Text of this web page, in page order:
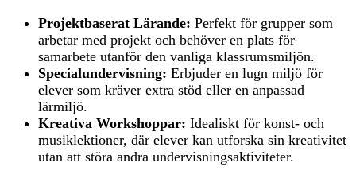
Projektbaserat Lärande: Perfekt för grupper som
arbetar med projekt och behöver en plats för
samarbete utanför den vanliga klassrumsmiljön.
Specialundervisning: Erbjuder en lugn miljö för
elever som kräver extra stöd eller en anpassad
lärmiljö.
Kreativa Workshoppar: Idealiskt för konst- och
musiklektioner, där elever kan utforska sin kreativitet
utan att störa andra undervisningsaktiviteter.